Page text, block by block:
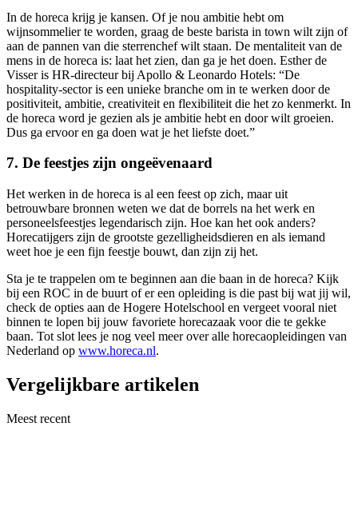
In de horeca krijg je kansen. Of je nou ambitie hebt om
wijnsommelier te worden, graag de beste barista in town wilt zijn of
aan de pannen van die sterrenchef wilt staan. De mentaliteit van de
mens in de horeca is: laat het zien, dan ga je het doen. Esther de
Visser is HR-directeur bij Apollo & Leonardo Hotels: “De
hospitality-sector is een unieke branche om in te werken door de
positiviteit, ambitie, creativiteit en flexibiliteit die het zo kenmerkt. In
de horeca word je gezien als je ambitie hebt en door wilt groeien.
Dus ga ervoor en ga doen wat je het liefste doet.”
7. De feestjes zijn ongeëvenaard
Het werken in de horeca is al een feest op zich, maar uit
betrouwbare bronnen weten we dat de borrels na het werk en
personeelsfeestjes legendarisch zijn. Hoe kan het ook anders?
Horecatijgers zijn de grootste gezelligheidsdieren en als iemand
weet hoe je een fijn feestje bouwt, dan zijn zij het.
Sta je te trappelen om te beginnen aan die baan in de horeca? Kijk
bij een ROC in de buurt of er een opleiding is die past bij wat jij wil,
check de opties aan de Hogere Hotelschool en vergeet vooral niet
binnen te lopen bij jouw favoriete horecazaak voor die te gekke
baan. Tot slot lees je nog veel meer over alle horecaopleidingen van
Nederland op www.horeca.nl.
Vergelijkbare artikelen
Meest recent